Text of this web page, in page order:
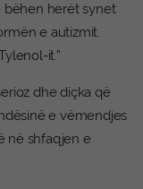
bëhen herët synet
e autizmit.
it.”
dhe diçka që
e vëmendjes
në shfaqjen e